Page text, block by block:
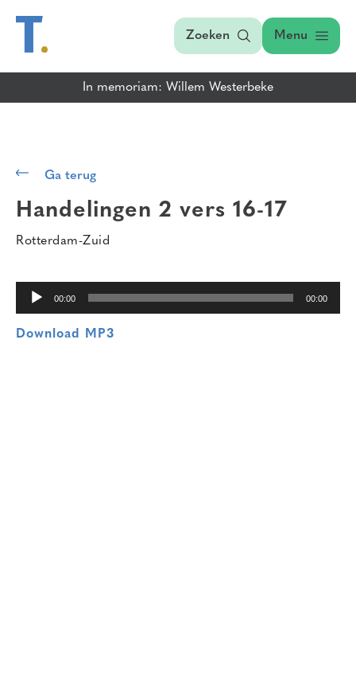
Zoeken Menu
In memoriam: Willem Westerbeke
Ga terug
Handelingen 2 vers 16-17
Rotterdam-Zuid
00:00 00:00
Download MP3